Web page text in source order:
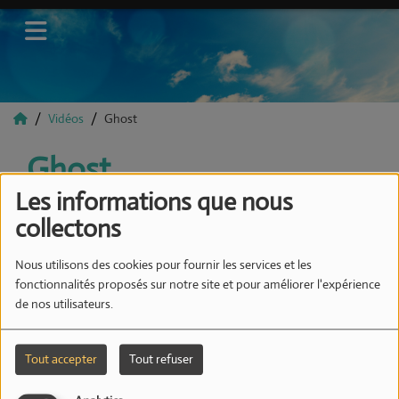
Les informations que nous
collectons
Nous utilisons des cookies pour fournir les services et les
fonctionnalités proposés sur notre site et pour améliorer l'expérience
de nos utilisateurs.
Tout accepter Tout refuser
Vidéos Ghost
Ghost